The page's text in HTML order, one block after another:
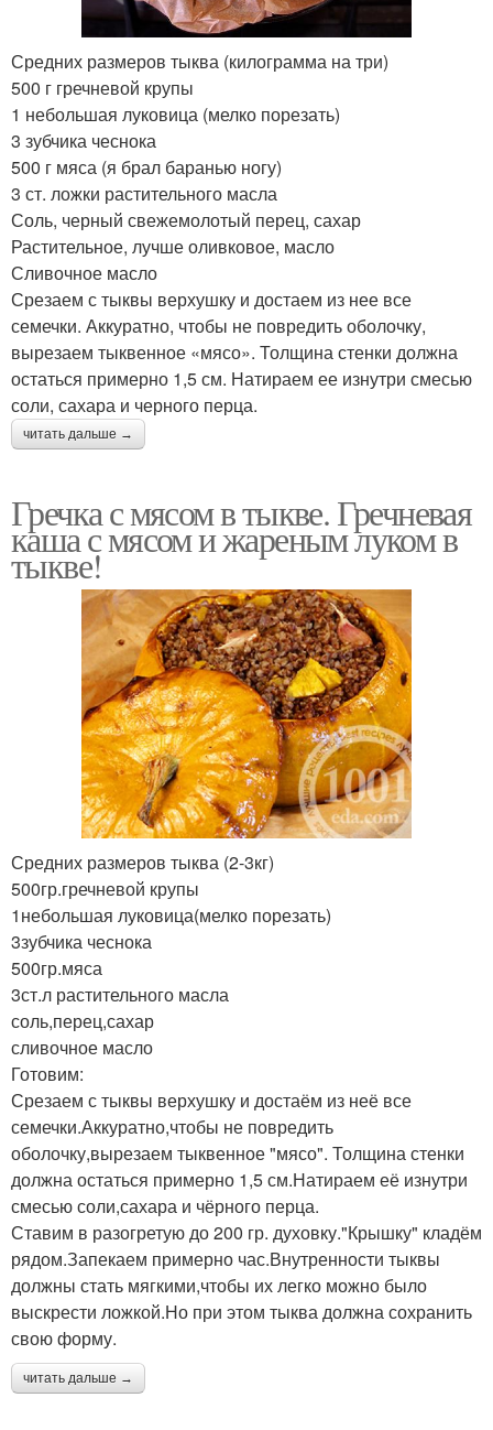
Средних размеров тыква (килограмма на три)
500 г гречневой крупы
1 небольшая луковица (мелко порезать)
3 зубчика чеснока
500 г мяса (я брал баранью ногу)
3 ст. ложки растительного масла
Соль, черный свежемолотый перец, сахар
Растительное, лучше оливковое, масло
Сливочное масло
Срезаем с тыквы верхушку и достаем из нее все
семечки. Аккуратно, чтобы не повредить оболочку,
вырезаем тыквенное «мясо». Толщина стенки должна
остаться примерно 1,5 см. Натираем ее изнутри смесью
соли, сахара и черного перца.
читать дальше →
Гречка с мясом в тыкве. Гречневая
каша с мясом и жареным луком в
тыкве!
Средних размеров тыква (2-3кг)
500гр.гречневой крупы
1небольшая луковица(мелко порезать)
3зубчика чеснока
500гр.мяса
3ст.л растительного масла
соль,перец,сахар
сливочное масло
Готовим:
Срезаем с тыквы верхушку и достаём из неё все
семечки.Аккуратно,чтобы не повредить
оболочку,вырезаем тыквенное "мясо". Толщина стенки
должна остаться примерно 1,5 см.Натираем её изнутри
смесью соли,сахара и чёрного перца.
Ставим в разогретую до 200 гр. духовку."Крышку" кладём
рядом.Запекаем примерно час.Внутренности тыквы
должны стать мягкими,чтобы их легко можно было
выскрести ложкой.Но при этом тыква должна сохранить
свою форму.
читать дальше →